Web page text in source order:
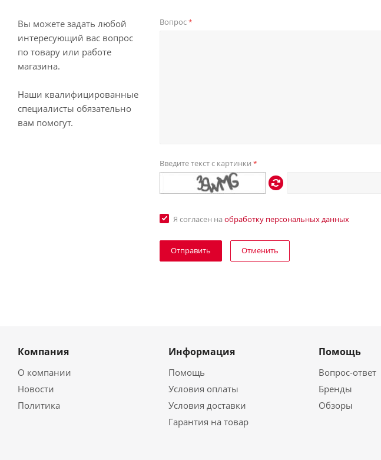
Вы можете задать любой
интересующий вас вопрос
по товару или работе
магазина.
Наши квалифицированные
специалисты обязательно
вам помогут.
Вопрос*
Введите текст с картинки*
Я согласен наобработку персональных данных
Отменить
Компания
О компании
Новости
Политика
Информация
Помощь
Условия оплаты
Условия доставки
Гарантия на товар
Помощь
Вопрос-ответ
Бренды
Обзоры